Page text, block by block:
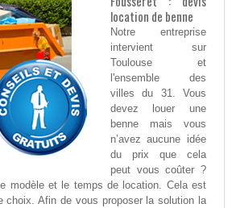
location de benne
Notre entreprise
intervient sur
Toulouse et
l'ensemble des
villes du 31. Vous
devez louer une
benne mais vous
n’avez aucune idée
du prix que cela
peut vous coûter ?
modèle et le temps de location. Cela est
choix. Afin de vous proposer la solution la